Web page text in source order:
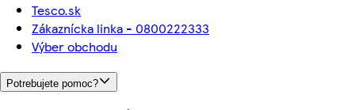
Tesco.sk
Zákaznícka linka - 0800222333
Výber obchodu
Potrebujete pomoc?